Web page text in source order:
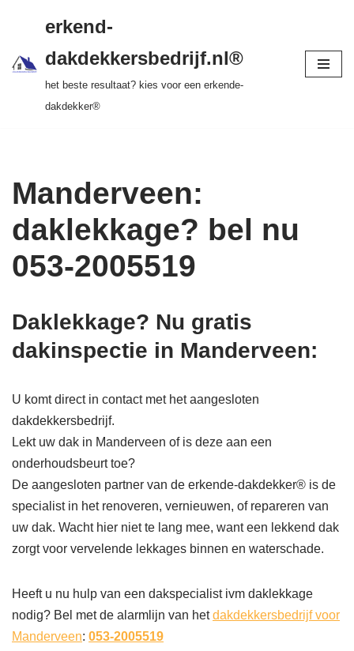
naar
inhoud
tot 20 jr garantie > SKEV erkend
erkend-
dakdekkersbedrijf.nl®
het beste resultaat? kies voor een erkende-
dakdekker®
Manderveen:
daklekkage? bel nu
053-2005519
Daklekkage? Nu gratis
dakinspectie in Manderveen:
U komt direct in contact met het aangesloten
dakdekkersbedrijf.
Lekt uw dak in Manderveen of is deze aan een
onderhoudsbeurt toe?
De aangesloten partner van de erkende-dakdekker® is de
specialist in het renoveren, vernieuwen, of repareren van
uw dak. Wacht hier niet te lang mee, want een lekkend dak
zorgt voor vervelende lekkages binnen en waterschade.
Heeft u nu hulp van een dakspecialist ivm daklekkage
nodig? Bel met de alarmlijn van hetdakdekkersbedrijf voor
Manderveen: 053-2005519